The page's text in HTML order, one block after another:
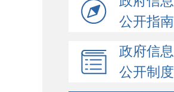
公开指南
政府信息
公开制度